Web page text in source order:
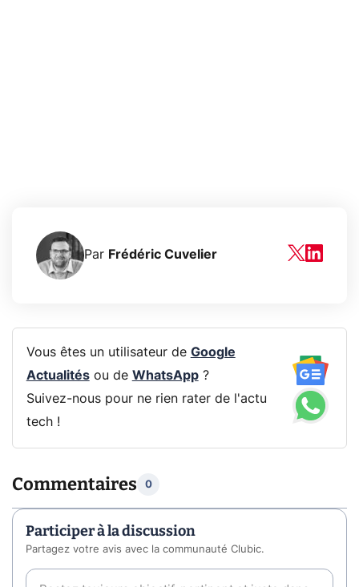
Par Frédéric Cuvelier
Vous êtes un utilisateur de Google
Actualitésou de WhatsApp?
Suivez-nous pour ne rien rater de l'actu
tech !
Commentaires 0
Participer à la discussion
Partagez votre avis avec la communauté Clubic.